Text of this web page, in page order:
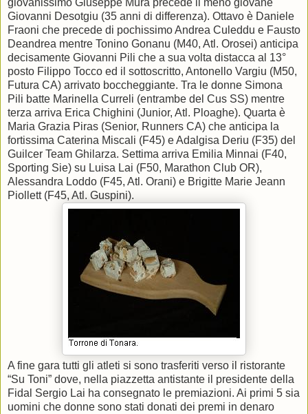
giovanissimo Giuseppe Mura precede il meno giovane
Giovanni Desotgiu (35 anni di differenza). Ottavo è Daniele
Fraoni che precede di pochissimo Andrea Culeddu e Fausto
Deandrea mentre Tonino Gonanu (M40, Atl. Orosei) anticipa
decisamente Giovanni Pili che a sua volta distacca al 13°
posto Filippo Tocco ed il sottoscritto, Antonello Vargiu (M50,
Futura CA) arrivato boccheggiante. Tra le donne Simona
Pili batte Marinella Curreli (entrambe del Cus SS) mentre
terza arriva Erica Chighini (Junior, Atl. Ploaghe). Quarta è
Maria Grazia Piras (Senior, Runners CA) che anticipa la
fortissima Caterina Miscali (F45) e Adalgisa Deriu (F35) del
Guilcer Team Ghilarza. Settima arriva Emilia Minnai (F40,
Sporting Sie) su Luisa Lai (F50, Marathon Club OR),
Alessandra Loddo (F45, Atl. Orani) e Brigitte Marie Jeann
Piollett (F45, Atl. Guspini).
A fine gara tutti gli atleti si sono trasferiti verso il ristorante
“Su Toni” dove, nella piazzetta antistante il presidente della
Fidal Sergio Lai ha consegnato le premiazioni. Ai primi 5 sia
uomini che donne sono stati donati dei premi in denaro